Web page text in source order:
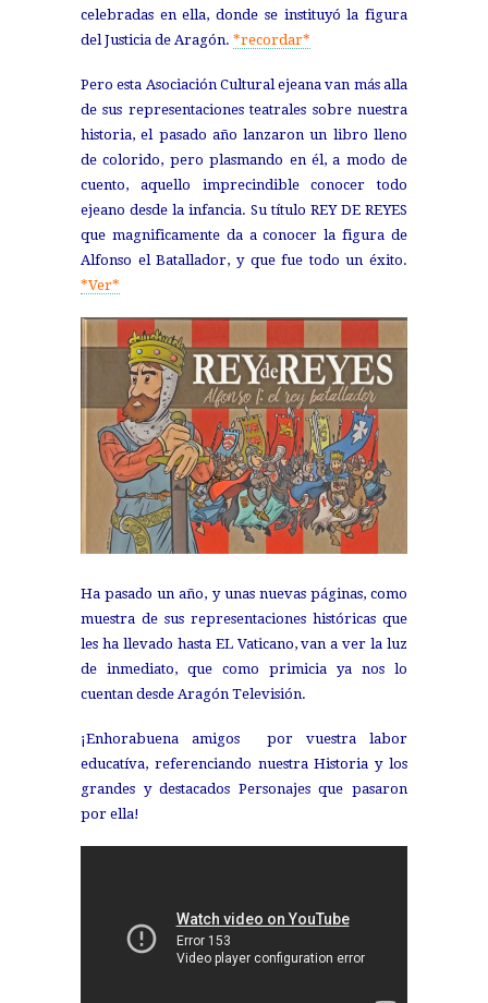
celebradas en ella, donde se instituyó la figura
del Justicia de Aragón. *recordar*
Pero esta Asociación Cultural ejeana van más alla
de sus representaciones teatrales sobre nuestra
historia, el pasado año lanzaron un libro lleno
de colorido, pero plasmando en él, a modo de
cuento, aquello imprecindible conocer todo
ejeano desde la infancia. Su título REY DE REYES
que magnificamente da a conocer la figura de
Alfonso el Batallador, y que fue todo un éxito.
*Ver*
Ha pasado un año, y unas nuevas páginas, como
muestra de sus representaciones históricas que
les ha llevado hasta EL Vaticano, van a ver la luz
de inmediato, que como primicia ya nos lo
cuentan desde Aragón Televisión.
¡Enhorabuena amigos por vuestra labor
educatíva, referenciando nuestra Historia y los
grandes y destacados Personajes que pasaron
por ella!